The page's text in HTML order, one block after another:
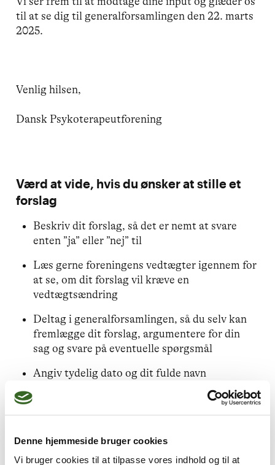
Denne hjemmeside bruger cookies
Vi bruger cookies til at tilpasse vores indhold og til at
til at se dig til generalforsamlingen den 22. marts
2025.
Venlig hilsen,
Dansk Psykoterapeutforening
Værd at vide, hvis du ønsker at stille et
forslag
Beskriv dit forslag, så det er nemt at svare
enten ”ja” eller ”nej” til
Læs gerne foreningens vedtægter igennem for
at se, om dit forslag vil kræve en
vedtægtsændring
Deltag i generalforsamlingen, så du selv kan
fremlægge dit forslag, argumentere for din
sag og svare på eventuelle spørgsmål
Angiv tydelig dato og dit fulde navn
Fristen for at indsende forslag er den 20.
januar 2025